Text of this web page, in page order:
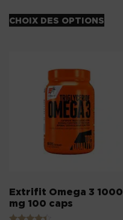
CHOIX DES OPTIONS
Extrifit Omega 3 1000
mg 100 caps